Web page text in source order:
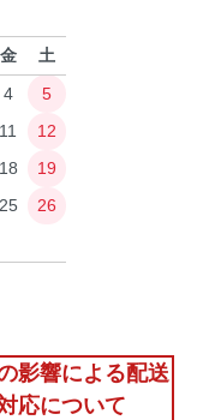
金
土
4
5
11
12
18
19
25
26
影響による配送
応について